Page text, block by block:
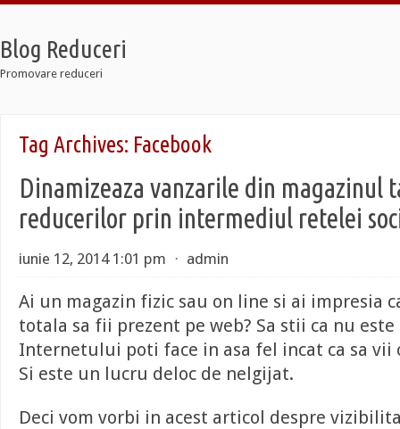
Blog Reduceri
Promovare reduceri
Jordan 12 Taxi
Jordan Retro
Jordan 12 Taxi
Lebron Soldier 7
Tag Archives: Facebook
Dinamizeaza vanzarile din magazinul
reducerilor prin intermediul retelei
iunie 12, 2014 1:01 pm ⋅ admin
Ai un magazin fizic sau on line si ai impresia
totala sa fii prezent pe web? Sa stii ca nu
Internetului poti face in asa fel incat ca sa
Si este un lucru deloc de nelgijat.
Deci vom vorbi in acest articol despre